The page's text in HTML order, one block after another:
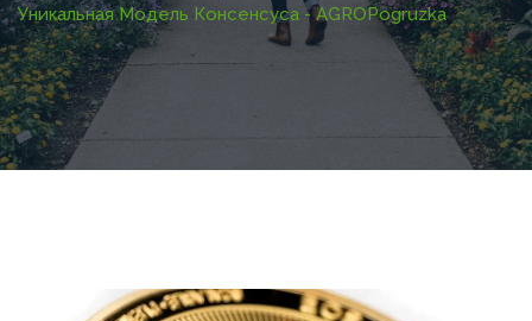
Уникальная Модель Консенсуса - AGROPogruzka